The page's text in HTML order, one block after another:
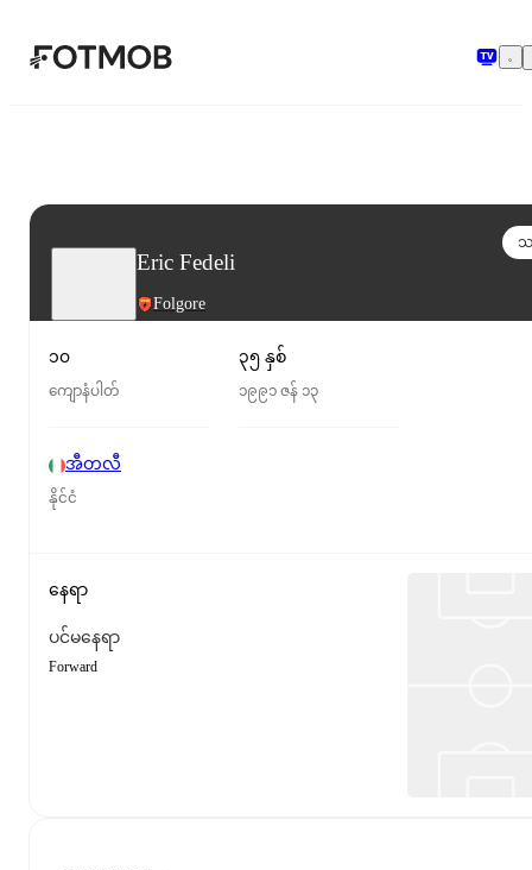
အဓိကအကြောင်းအရာသို့ ကျော်သွားရန်
Eric Fedeli
Folgore
သ
၁၀
ကျောနံပါတ်
၃၅ နှစ်
၁၉၉၁ ဇန် ၁၃
အီတလီ
နိုင်ငံ
နေရာ
ပင်မနေရာ
Forward